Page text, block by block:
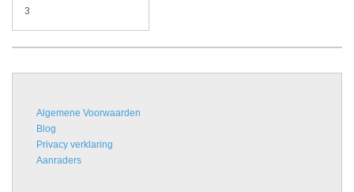
3
Algemene Voorwaarden
Blog
Privacy verklaring
Aanraders